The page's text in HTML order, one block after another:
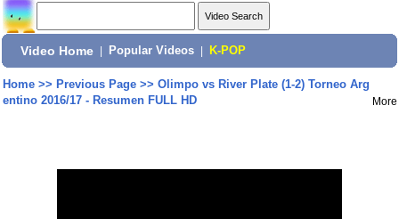
Video Home Popular Videos K-POP
Home>> Previous Page>> Olimpo vs River Plate (1-2) Torneo Arg
entino 2016/17 - Resumen FULL HD
More